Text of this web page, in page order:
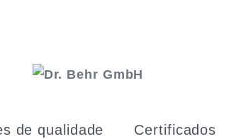
de qualidade Certificados